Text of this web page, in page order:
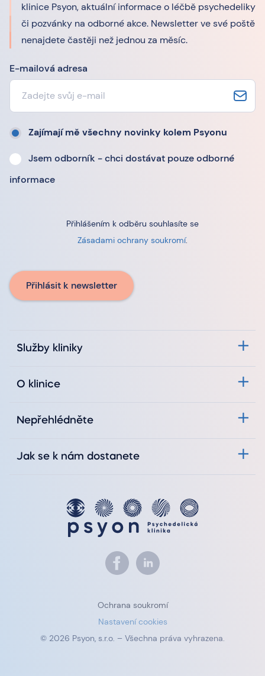
klinice Psyon, aktuální informace o léčbě psychedeliky
či pozvánky na odborné akce. Newsletter ve své poště
nenajdete častěji než jednou za měsíc.
E-mailová adresa
Zajímají mě všechny novinky kolem Psyonu
Jsem odborník - chci dostávat pouze odborné
informace
Přihlášením k odběru souhlasíte se
Zásadami ochrany soukromí.
Přihlásit k newsletter
Služby kliniky
O klinice
Nepřehlédněte
Jak se k nám dostanete
Ochrana soukromí
Nastavení cookies
© 2026 Psyon, s.r.o. – Všechna práva vyhrazena.